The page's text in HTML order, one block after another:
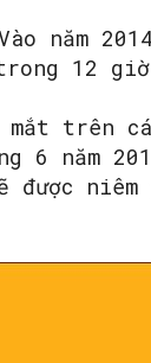
năm
trong 12
mắt trên
năm